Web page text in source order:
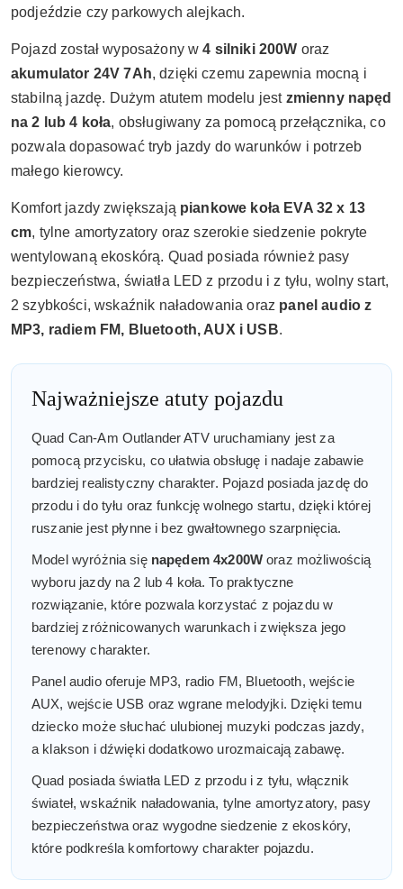
podjeździe czy parkowych alejkach.
Pojazd został wyposażony w4 silniki 200W oraz
akumulator 24V 7Ah, dzięki czemu zapewnia mocną i
stabilną jazdę. Dużym atutem modelu jest zmienny napęd
na 2 lub 4 koła, obsługiwany za pomocą przełącznika, co
pozwala dopasować tryb jazdy do warunków i potrzeb
małego kierowcy.
Komfort jazdy zwiększają piankowe koła EVA 32 x 13
cm, tylne amortyzatory oraz szerokie siedzenie pokryte
wentylowaną ekoskórą. Quad posiada również pasy
bezpieczeństwa, światła LED z przodu i z tyłu, wolny start,
2 szybkości, wskaźnik naładowania oraz panel audio z
MP3, radiem FM, Bluetooth, AUX i USB.
Najważniejsze atuty pojazdu
Quad Can-Am Outlander ATV uruchamiany jest za
pomocą przycisku, co ułatwia obsługę i nadaje zabawie
bardziej realistyczny charakter. Pojazd posiada jazdę do
przodu i do tyłu oraz funkcję wolnego startu, dzięki której
ruszanie jest płynne i bez gwałtownego szarpnięcia.
Model wyróżnia się napędem 4x200Woraz możliwością
wyboru jazdy na 2 lub 4 koła. To praktyczne
rozwiązanie, które pozwala korzystać z pojazdu w
bardziej zróżnicowanych warunkach i zwiększa jego
terenowy charakter.
Panel audio oferuje MP3, radio FM, Bluetooth, wejście
AUX, wejście USB oraz wgrane melodyjki. Dzięki temu
dziecko może słuchać ulubionej muzyki podczas jazdy,
a klakson i dźwięki dodatkowo urozmaicają zabawę.
Quad posiada światła LED z przodu i z tyłu, włącznik
świateł, wskaźnik naładowania, tylne amortyzatory, pasy
bezpieczeństwa oraz wygodne siedzenie z ekoskóry,
które podkreśla komfortowy charakter pojazdu.